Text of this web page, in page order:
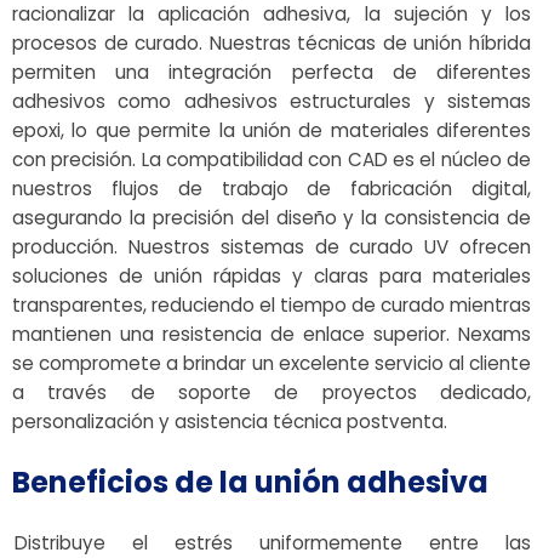
racionalizar la aplicación adhesiva, la sujeción y los
procesos de curado. Nuestras técnicas de unión híbrida
permiten una integración perfecta de diferentes
adhesivos como adhesivos estructurales y sistemas
epoxi, lo que permite la unión de materiales diferentes
con precisión. La compatibilidad con CAD es el núcleo de
nuestros flujos de trabajo de fabricación digital,
asegurando la precisión del diseño y la consistencia de
producción. Nuestros sistemas de curado UV ofrecen
soluciones de unión rápidas y claras para materiales
transparentes, reduciendo el tiempo de curado mientras
mantienen una resistencia de enlace superior. Nexams
se compromete a brindar un excelente servicio al cliente
a través de soporte de proyectos dedicado,
personalización y asistencia técnica postventa.
Beneficios de la unión adhesiva
Distribuye el estrés uniformemente entre las